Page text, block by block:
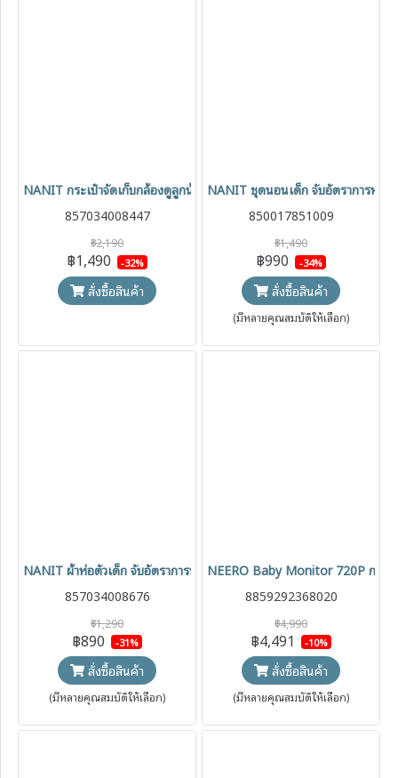
NANIT กระเป๋าจัดเก็บกล้องดูลูกน้อย Travel Case รุ่น Pro Camera
857034008447
฿2,190
฿1,490 -32%
สั่งซื้อสินค้า
NANIT ชุดนอนเด็ก จับอัตราการหา
850017851009
฿1,490
฿990 -34%
สั่งซื้อสินค้า
(มีหลายคุณสมบัติให้เลือก)
NANIT ผ้าห่อตัวเด็ก จับอัตราการหายใจลูกน้อย Breathing Wear Band
857034008676
฿1,290
฿890 -31%
สั่งซื้อสินค้า
(มีหลายคุณสมบัติให้เลือก)
NEERO Baby Monitor 720P กล้อ
8859292368020
฿4,990
฿4,491 -10%
สั่งซื้อสินค้า
(มีหลายคุณสมบัติให้เลือก)